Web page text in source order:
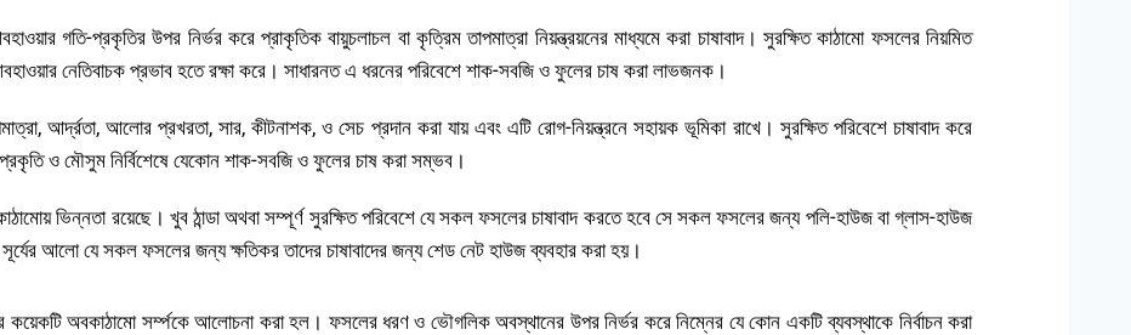
গতি-প্রকৃতির উপর নির্ভর করে প্রাকৃতিক বায়ুচলাচল বা কৃত্রিম তাপমাত্রা নিয়ন্ত্রয়নের মাধ্যমে করা চাষাবাদ। সুরক্ষিত কাঠামো ফসলের নিয়মিত
নেতিবাচক প্রভাব হতে রক্ষা করে। সাধারনত এ ধরনের পরিবেশে শাক-সবজি ও ফুলের চাষ করা লাভজনক।
আর্দ্রতা, আলোর প্রখরতা, সার, কীটনাশক, ও সেচ প্রদান করা যায় এবং এটি রোগ-নিয়ন্ত্রনে সহায়ক ভূমিকা রাখে। সুরক্ষিত পরিবেশে চাষাবাদ করে
প্রকৃতি ও মৌসুম নির্বিশেষে যেকোন শাক-সবজি ও ফুলের চাষ করা সম্ভব।
ভিন্নতা রয়েছে। খুব ঠান্ডা অথবা সম্পূর্ণ সুরক্ষিত পরিবেশে যে সকল ফসলের চাষাবাদ করতে হবে সে সকল ফসলের জন্য পলি-হাউজ বা গ্লাস-হাউজ
আলো যে সকল ফসলের জন্য ক্ষতিকর তাদের চাষাবাদের জন্য শেড নেট হাউজ ব্যবহার করা হয়।
কয়েকটি অবকাঠামো সর্ম্পকে আলোচনা করা হল। ফসলের ধরণ ও ভৌগলিক অবস্থানের উপর নির্ভর করে নিম্নের যে কোন একটি ব্যবস্থাকে নির্বাচন করা